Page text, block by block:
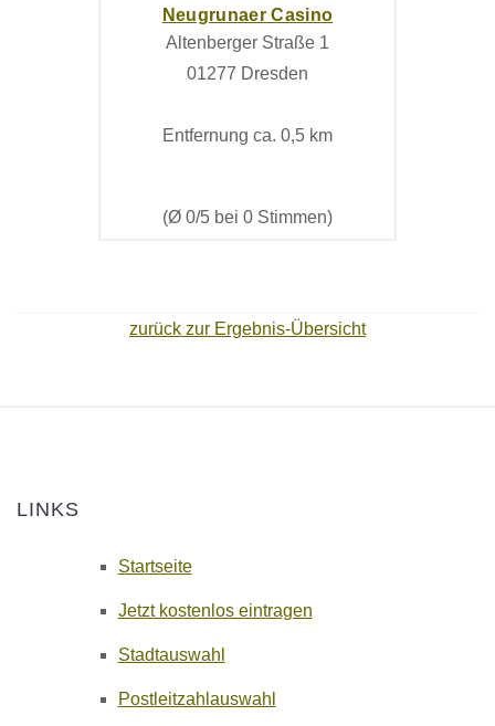
Neugrunaer Casino
Altenberger Straße 1
01277 Dresden
Entfernung ca. 0,5 km
(Ø 0/5 bei 0 Stimmen)
zurück zur Ergebnis-Übersicht
LINKS
Startseite
Jetzt kostenlos eintragen
Stadtauswahl
Postleitzahlauswahl